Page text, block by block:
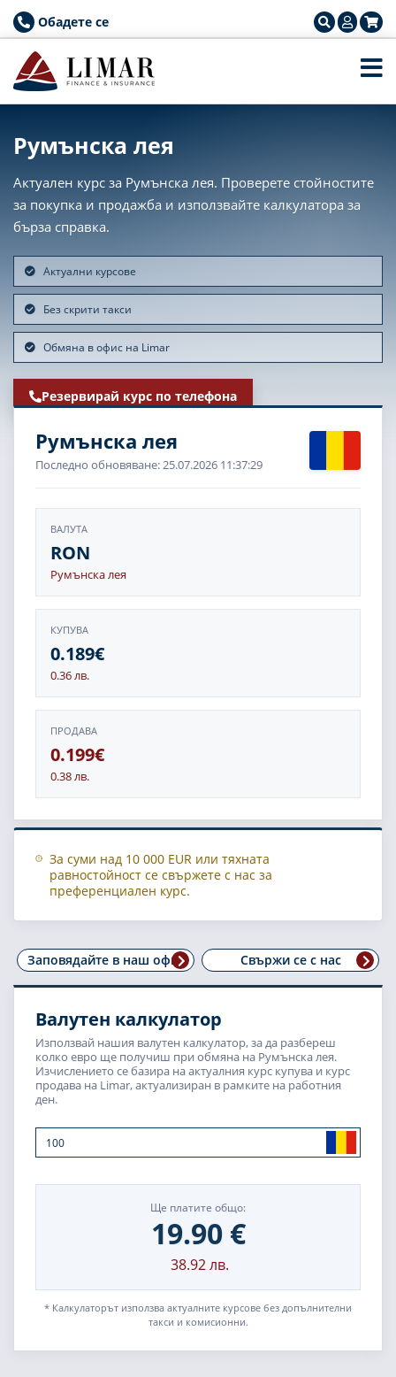
Обадете се
Румънска лея
Актуален курс за Румънска лея. Проверете стойностите
за покупка и продажба и използвайте калкулатора за
бърза справка.
Актуални курсове
Без скрити такси
Обмяна в офис на Limar
Резервирай курс по телефона
Румънска лея
Последно обновяване: 25.07.2026 11:37:29
ВАЛУТА
RON
Румънска лея
КУПУВА
0.189€
0.36 лв.
ПРОДАВА
0.199€
0.38 лв.
За суми над 10 000 EUR или тяхната
равностойност се свържете с нас за
преференциален курс.
Заповядайте в наш офис Свържи се с нас
Валутен калкулатор
Използвай нашия валутен калкулатор, за да разбереш
колко евро ще получиш при обмяна на Румънска лея.
Изчислението се базира на актуалния курс купува и курс
продава на Limar, актуализиран в рамките на работния
ден.
Ще платите общо:
19.90€
38.92лв.
* Калкулаторът използва актуалните курсове без допълнителни
такси и комисионни.